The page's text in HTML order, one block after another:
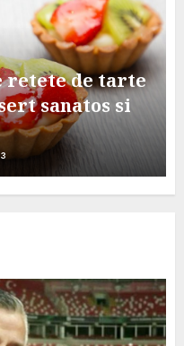
retete de tarte
sanatos si